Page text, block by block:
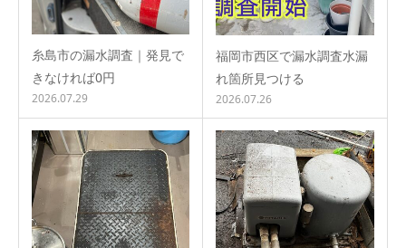
糸島市の漏水調査｜発見で
きなければ0円
2026.07.29
福岡市西区で漏水調査水漏
れ箇所見つける
2026.07.26